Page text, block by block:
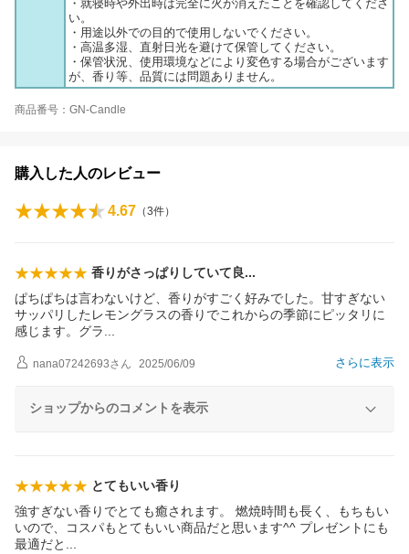
・就寝時や外出時は完全に火が消えたことを確認してくださ
い。
・用途以外での目的で使用しないでください。
・高温多湿、直射日光を避けて保管してください。
・保管状況、使用環境などにより変色する場合がございます
が、香り等、品質には問題ありません。
商品番号：GN-Candle
購入した人のレビュー
4.67 （3件）
香りがさっぱりしていて良
ぱちぱちは言わないけど、香りがすごく好みでした。甘すぎない
サッパリしたレモングラスの香りでこれからの季節にピッタリに
感じます。グラ
さらに表示
nana07242693さん 2025/06/09
ショップからのコメントを表示
とてもいい香り
強すぎない香りでとても癒されます。 燃焼時間も長く、もちもい
いので、コスパもとてもいい商品だと思います^^ プレゼントにも
最適だと